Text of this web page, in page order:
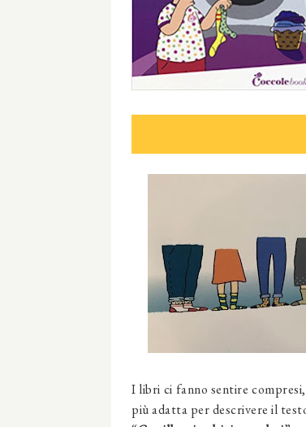
I libri ci fanno sentire
più adatta per descrivere il